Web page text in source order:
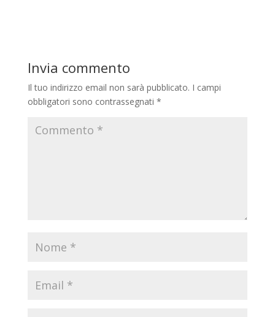
Invia commento
Il tuo indirizzo email non sarà pubblicato. I campi
obbligatori sono contrassegnati *